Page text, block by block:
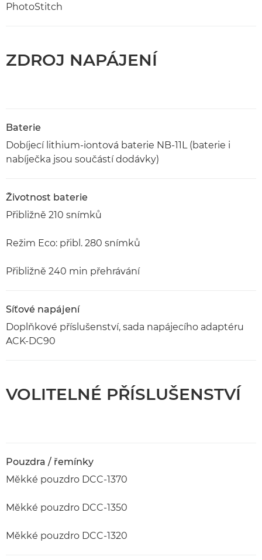
PhotoStitch
ZDROJ NAPÁJENÍ
Baterie
Dobíjecí lithium-iontová baterie NB-11L (baterie i
nabíječka jsou součástí dodávky)
Životnost baterie
Přibližně 210 snímků
Režim Eco: přibl. 280 snímků
Přibližně 240 min přehrávání
Síťové napájení
Doplňkové příslušenství, sada napájecího adaptéru
ACK-DC90
VOLITELNÉ PŘÍSLUŠENSTVÍ
Pouzdra / řemínky
Měkké pouzdro DCC-1370
Měkké pouzdro DCC-1350
Měkké pouzdro DCC-1320